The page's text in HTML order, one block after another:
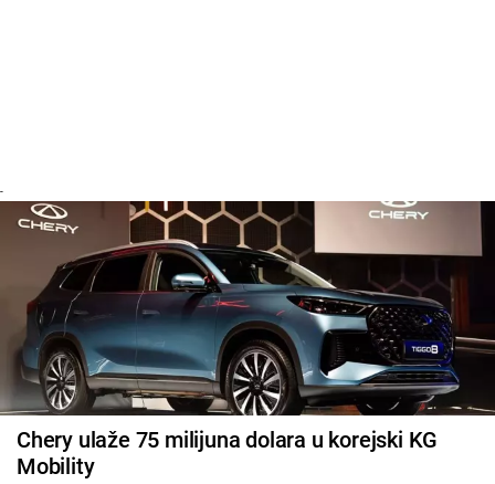
-
Chery ulaže 75 milijuna dolara u korejski KG
Mobility